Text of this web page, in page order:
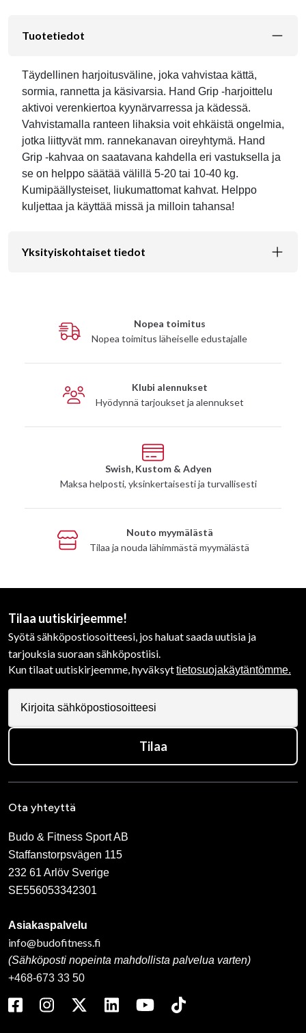
Tuotetiedot
Täydellinen harjoitusväline, joka vahvistaa kättä,
sormia, rannetta ja käsivarsia. Hand Grip -harjoittelu
aktivoi verenkiertoa kyynärvarressa ja kädessä.
Vahvistamalla ranteen lihaksia voit ehkäistä ongelmia,
jotka liittyvät mm. rannekanavan oireyhtymä. Hand
Grip -kahvaa on saatavana kahdella eri vastuksella ja
se on helppo säätää välillä 5-20 tai 10-40 kg.
Kumipäällysteiset, liukumattomat kahvat. Helppo
kuljettaa ja käyttää missä ja milloin tahansa!
Yksityiskohtaiset tiedot
Nopea toimitus
Nopea toimitus läheiselle edustajalle
Klubi alennukset
Hyödynnä tarjoukset ja alennukset
Swish, Kustom & Adyen
Maksa helposti, yksinkertaisesti ja turvallisesti
Nouto myymälästä
Tilaa ja nouda lähimmästä myymälästä
Tilaa uutiskirjeemme!
Syötä sähköpostiosoitteesi, jos haluat saada uutisia ja
tarjouksia suoraan sähköpostiisi.
Kun tilaat uutiskirjeemme, hyväksyttietosuojakäytäntömme.
Tilaa
Ota yhteyttä
Budo & Fitness Sport AB
Staffanstorpsvägen 115
232 61 Arlöv Sverige
SE556053342301
Asiakaspalvelu
info@budofitness.fi
(Sähköposti nopeinta mahdollista palvelua varten)
+468-673 33 50